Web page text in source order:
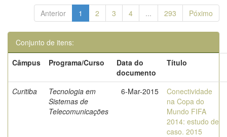
Anterior 1 2 3 4 ... 293 Póximo
Conjunto de itens:
Câmpus
Programa/Curso
Data do
documento
Título
Curitiba
Tecnologia em
Sistemas de
Telecomunicações
6-Mar-2015
Conectividade
na Copa do
Mundo FIFA
2014: estudo de
caso. 2015